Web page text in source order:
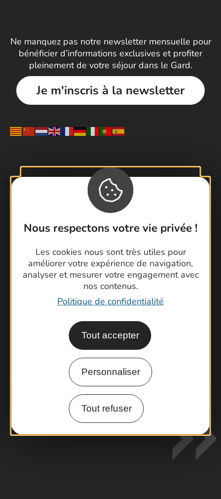
Nous respectons votre vie privée !
Les cookies nous sont très utiles pour
améliorer votre expérience de navigation,
analyser et mesurer votre engagement avec
nos contenus.
Politique de confidentialité
Tout accepter
Personnaliser
Tout refuser
Ne manquez pas notre newsletter mensuelle pour
bénéficier d’informations exclusives et profiter
pleinement de votre séjour dans le Gard.
Je m'inscris à la newsletter
Visiter le Pont du Gard en famille
Les Arènes de Nîmes
Escapade en Camargue
Randonnée en Cévennes